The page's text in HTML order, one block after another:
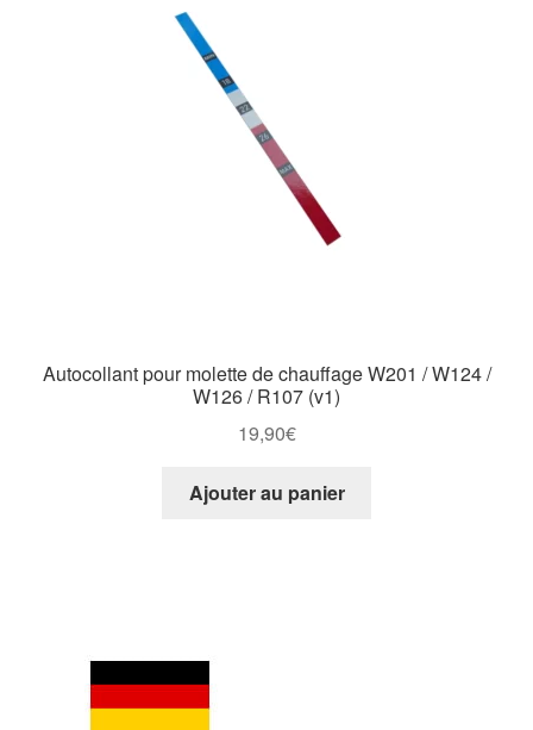
Autocollant pour molette de chauffage W201 / W124 /
W126 / R107 (v1)
19,90€
Ajouter au panier